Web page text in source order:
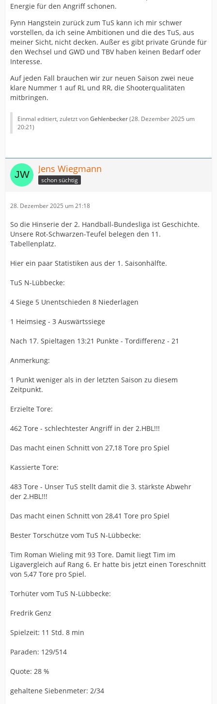
Energie für den Angriff schonen.
Fynn Hangstein zurück zum TuS kann ich mir schwer
vorstellen, da ich seine Ambitionen und die des TuS, aus
meiner Sicht, nicht decken. Außer es gibt private Gründe für
den Wechsel und GWD und TBV haben keinen Bedarf oder
Interesse.
Auf jeden Fall brauchen wir zur neuen Saison zwei neue
klare Nummer 1 auf RL und RR, die Shooterqualitäten
mitbringen.
Einmal editiert, zuletzt vonGehlenbecker(28. Dezember 2025 um
20:21)
Jens Wiegmann
schon süchtig
28. Dezember 2025 um 21:18
So die Hinserie der 2. Handball-Bundesliga ist Geschichte.
Unsere Rot-Schwarzen-Teufel belegen den 11.
Tabellenplatz.
Hier ein paar Statistiken aus der 1. Saisonhälfte.
TuS N-Lübbecke:
4 Siege 5 Unentschieden 8 Niederlagen
1 Heimsieg - 3 Auswärtssiege
Nach 17. Spieltagen 13:21 Punkte - Tordifferenz - 21
Anmerkung:
1 Punkt weniger als in der letzten Saison zu diesem
Zeitpunkt.
Erzielte Tore:
462 Tore - schlechtester Angriff in der 2.HBL!!!
Das macht einen Schnitt von 27,18 Tore pro Spiel
Kassierte Tore:
483 Tore - Unser TuS stellt damit die 3. stärkste Abwehr
der 2.HBL!!!
Das macht einen Schnitt von 28,41 Tore pro Spiel
Bester Torschütze vom TuS N-Lübbecke:
Tim Roman Wieling mit 93 Tore. Damit liegt Tim im
Ligavergleich auf Rang 6. Er hatte bis jetzt einen Toreschnitt
von 5,47 Tore pro Spiel.
Torhüter vom TuS N-Lübbecke:
Fredrik Genz
Spielzeit: 11 Std. 8 min
Paraden: 129/514
Quote: 28 %
gehaltene Siebenmeter: 2/34